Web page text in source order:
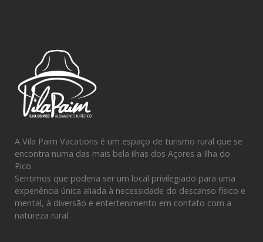
A Vila Paim Vacations é um espaço de turismo rural que se
encontra numa das mais bela ilhas dos Açores a Ilha do
Pico.
Sentimos que poderia ser um local privilegiado para uma
experiência única aliada à necessidade do descanso físico e
mental, à diversão e entertenimento em contato com a
natureza rural.